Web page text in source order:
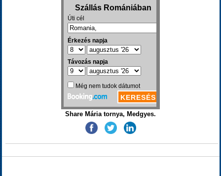
Share Mária tornya, Medgyes.